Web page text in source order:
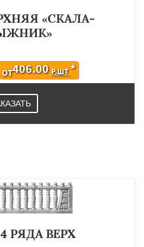
«СКАЛА-
ОТ406.00 Р.ШТ*
РЯДА ВЕРХ